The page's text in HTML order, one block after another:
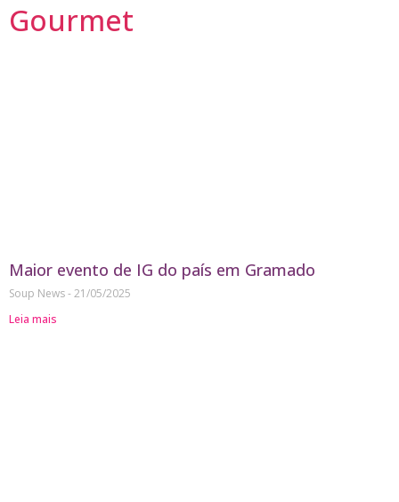
Gourmet
Maior evento de IG do país em Gramado
Soup News 21/05/2025
Leia mais